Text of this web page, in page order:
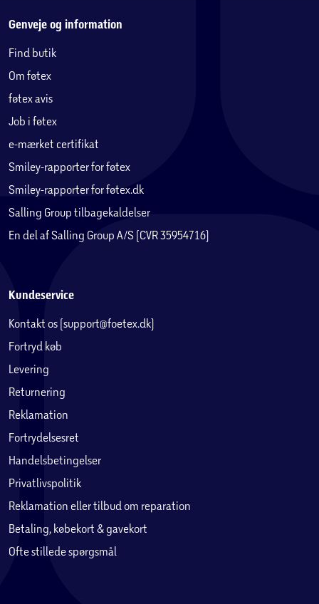
Genveje og information
Find butik
Om føtex
føtex avis
Job i føtex
e-mærket certifikat
Smiley-rapporter for føtex
Smiley-rapporter for føtex.dk
Salling Group tilbagekaldelser
En del af Salling Group A/S (CVR 35954716)
Kundeservice
Kontakt os (support@foetex.dk)
Fortryd køb
Levering
Returnering
Reklamation
Fortrydelsesret
Handelsbetingelser
Privatlivspolitik
Reklamation eller tilbud om reparation
Betaling, købekort & gavekort
Ofte stillede spørgsmål